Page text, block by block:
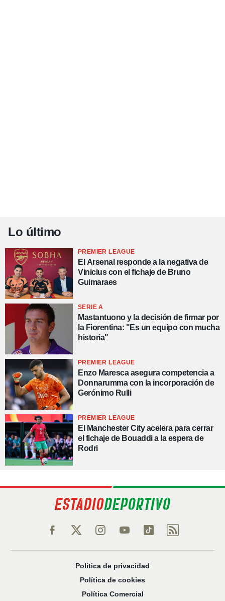
Lo último
PREMIER LEAGUE
El Arsenal responde a la negativa de
Vinicius con el fichaje de Bruno
Guimaraes
SERIE A
Mastantuono y la decisión de firmar por
la Fiorentina: "Es un equipo con mucha
historia"
PREMIER LEAGUE
Enzo Maresca asegura competencia a
Donnarumma con la incorporación de
Gerónimo Rulli
PREMIER LEAGUE
El Manchester City acelera para cerrar
el fichaje de Bouaddi a la espera de
Rodri
Política de privacidad
Política de cookies
Política Comercial